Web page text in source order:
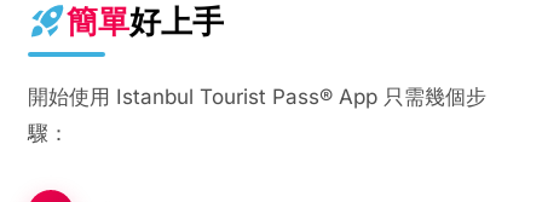
簡單好上手
開始使用 Istanbul Tourist Pass® App 只需幾個步
驟：